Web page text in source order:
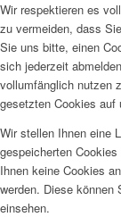
Wir respektieren es
zu vermeiden, dass
Sie uns bitte, einen
sich jederzeit
vollumfänglich nutzen
gesetzten Cookies auf
Wir stellen Ihnen eine
gespeicherten
Ihnen keine Cookies
werden. Diese können
einsehen.